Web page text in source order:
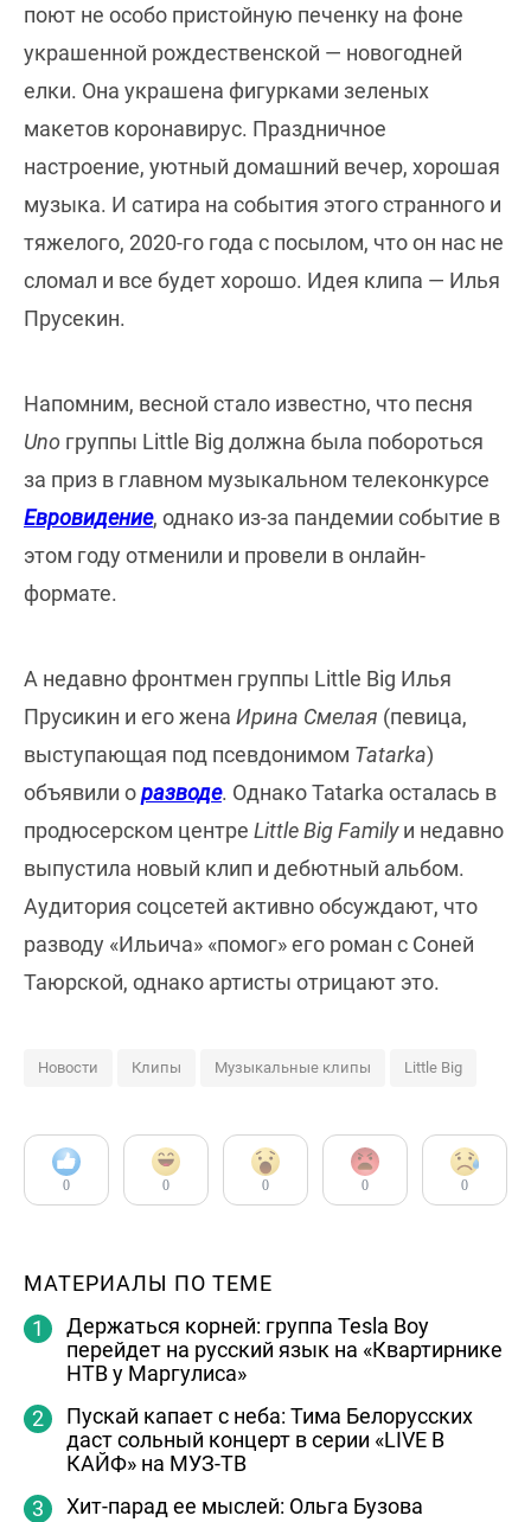
поют не особо пристойную печенку на фоне
украшенной рождественской — новогодней
елки. Она украшена фигурками зеленых
макетов коронавирус. Праздничное
настроение, уютный домашний вечер, хорошая
музыка. И сатира на события этого странного и
тяжелого, 2020-го года с посылом, что он нас не
сломал и все будет хорошо. Идея клипа — Илья
Прусекин.
Напомним, весной стало известно, что песня
Uno группы Little Big должна была побороться
за приз в главном музыкальном телеконкурсе
Евровидение, однако из-за пандемии событие в
этом году отменили и провели в онлайн-
формате.
А недавно фронтмен группы Little Big Илья
Прусикин и его жена Ирина Смелая (певица,
выступающая под псевдонимом Tatarka)
объявили оразводе. Однако Tatarka осталась в
продюсерском центре Little Big Familyи недавно
выпустила новый клип и дебютный альбом.
Аудитория соцсетей активно обсуждают, что
разводу «Ильича» «помог» его роман с Соней
Таюрской, однако артисты отрицают это.
Новости Клипы Музыкальные клипы Little Big
0 0 0 0 0
МАТЕРИАЛЫ ПО ТЕМЕ
Держаться корней: группа Tesla Boy
перейдет на русский язык на «Квартирнике
НТВ у Маргулиса»
Пускай капает с неба: Тима Белорусских
даст сольный концерт в серии «LIVE В
КАЙФ» на МУЗ-ТВ
Хит-парад ее мыслей: Ольга Бузова